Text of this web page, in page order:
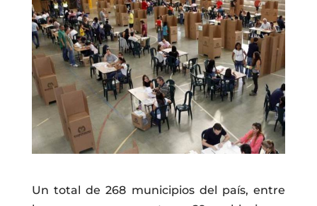
Un total de 268 municipios del país, entre